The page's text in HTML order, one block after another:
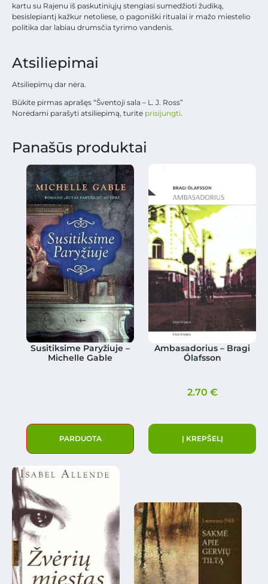
kartu su Rajenu iš paskutiniųjų stengiasi sumedžioti žudiką,
besislepiantį kažkur netoliese, o pagoniški ritualai ir mažo miestelio
politika dar labiau drumsčia tyrimo vandenis.
Atsiliepimai
Atsiliepimų dar nėra.
Būkite pirmas aprašęs “Šventoji sala – L. J. Ross”
Norėdami parašyti atsiliepimą, turite prisijungti.
Panašūs produktai
Susitiksime Paryžiuje –
Michelle Gable
PARDUOTA
Ambasadorius – Bragi
Ólafsson
2.70 €
Į KREPŠELĮ